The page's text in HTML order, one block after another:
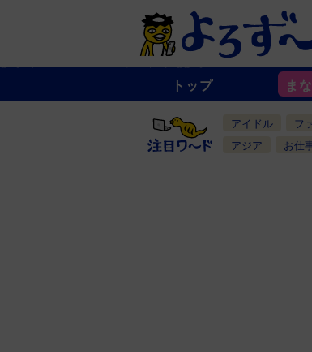
ュ
一
覧
トップ ま
アイドル フ
アジア
お仕